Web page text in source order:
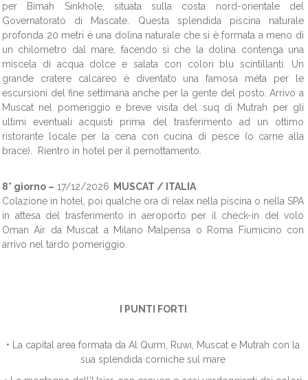
per Bimah Sinkhole, situata sulla costa nord-orientale del
Governatorato di Mascate. Questa splendida piscina naturale
profonda 20 metri è una dolina naturale che si è formata a meno di
un chilometro dal mare, facendo sì che la dolina contenga una
miscela di acqua dolce e salata con colori blu scintillanti. Un
grande cratere calcareo è diventato una famosa mèta per le
escursioni del fine settimana anche per la gente del posto. Arrivo a
Muscat nel pomeriggio e breve visita del suq di Mutrah per gli
ultimi eventuali acquisti prima del trasferimento ad un ottimo
ristorante locale per la cena con cucina di pesce (o carne alla
brace). Rientro in hotel per il pernottamento.
8° giorno – 17/12/2026 MUSCAT / ITALIA
Colazione in hotel, poi qualche ora di relax nella piscina o nella SPA
in attesa del trasferimento in aeroporto per il check-in del volo
Oman Air da Muscat a Milano Malpensa o Roma Fiumicino con
arrivo nel tardo pomeriggio.
I PUNTI FORTI
• La capital area formata da Al Qurm, Ruwi, Muscat e Mutrah con la
sua splendida corniche sul mare